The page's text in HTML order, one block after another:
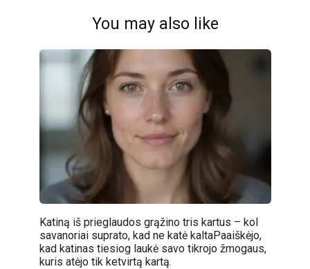
You may also like
Katiną iš prieglaudos grąžino tris kartus – kol
savanoriai suprato, kad ne katė kaltaPaaiškėjo,
kad katinas tiesiog laukė savo tikrojo žmogaus,
kuris atėjo tik ketvirtą kartą.